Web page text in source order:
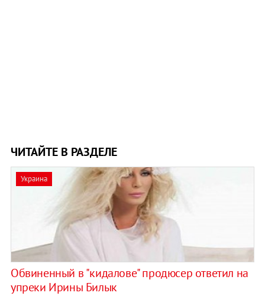
ЧИТАЙТЕ В РАЗДЕЛЕ
Украина
Обвиненный в "кидалове" продюсер ответил на
упреки Ирины Билык